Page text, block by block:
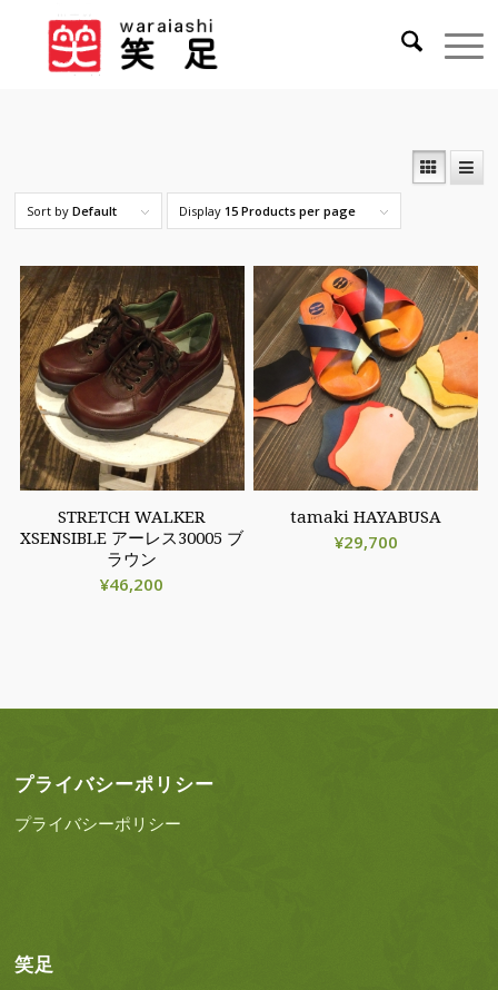
Sort byDefault Display15 Products per page
STRETCH WALKER
XSENSIBLE アーレス30005 ブ
ラウン
¥46,200
tamaki HAYABUSA
¥29,700
プライバシーポリシー
プライバシーポリシー
笑足